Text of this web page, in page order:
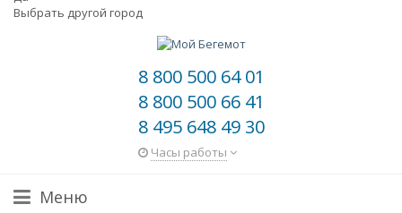
Выбрать другой город
8 800 500 64 01
8 800 500 66 41
8 495 648 49 30
Часы работы
Меню